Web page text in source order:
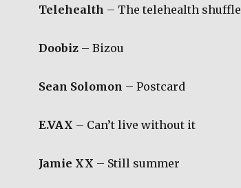
Telehealth – The telehealth shuffle
Doobiz– Bizou
Sean Solomon – Postcard
E.VAX – Can’t live without it
Jamie XX – Still summer